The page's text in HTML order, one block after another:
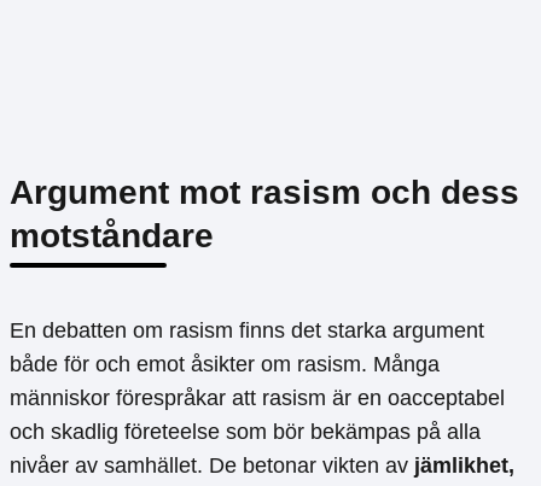
Argument mot rasism och dess
motståndare
En debatten om rasism finns det starka argument
både för och emot åsikter om rasism. Många
människor förespråkar att rasism är en oacceptabel
och skadlig företeelse som bör bekämpas på alla
nivåer av samhället. De betonar vikten av jämlikhet,